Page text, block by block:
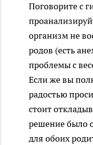
Поговорите с
организм не
родов (есть
проблемы с
Если же вы
радостью
стоит
решение было
для обоих